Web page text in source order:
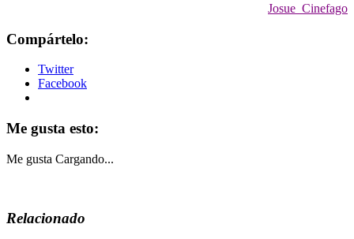
Josue_Cinefago
Compártelo:
Twitter
Facebook
Me gusta esto:
Me gusta Cargando...
Relacionado